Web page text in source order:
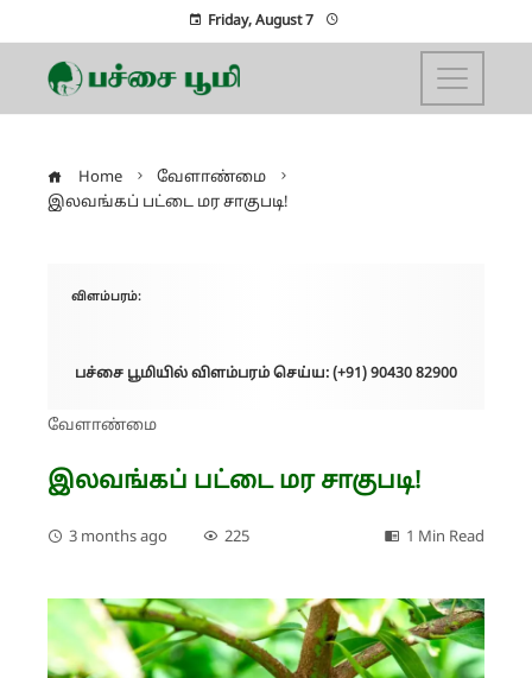
Friday, August 7
Home
வேளாண்மை
இலவங்கப் பட்டை மர சாகுபடி!
விளம்பரம்:
பச்சை பூமியில் விளம்பரம் செய்ய: (+91) 90430 82900
வேளாண்மை
இலவங்கப் பட்டை மர சாகுபடி!
3 months ago 225 1 Min Read